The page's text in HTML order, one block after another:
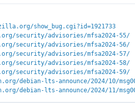
show_bug.cgi?id=1921733
security/advisories/mfsa2024-55/
security/advisories/mfsa2024-56/
security/advisories/mfsa2024-57/
security/advisories/mfsa2024-58/
security/advisories/mfsa2024-59/
debian-lts-announce/2024/10/
debian-lts-announce/2024/11/